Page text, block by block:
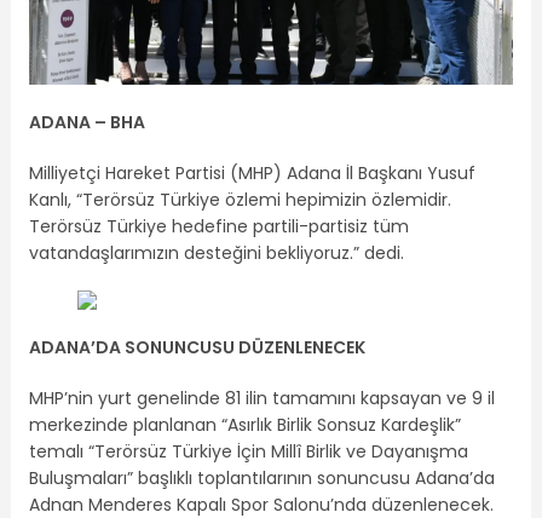
ADANA – BHA
Milliyetçi Hareket Partisi (MHP) Adana İl Başkanı Yusuf
Kanlı, “Terörsüz Türkiye özlemi hepimizin özlemidir.
Terörsüz Türkiye hedefine partili-partisiz tüm
vatandaşlarımızın desteğini bekliyoruz.” dedi.
ADANA’DA SONUNCUSU DÜZENLENECEK
MHP’nin yurt genelinde 81 ilin tamamını kapsayan ve 9 il
merkezinde planlanan “Asırlık Birlik Sonsuz Kardeşlik”
temalı “Terörsüz Türkiye İçin Millî Birlik ve Dayanışma
Buluşmaları” başlıklı toplantılarının sonuncusu Adana’da
Adnan Menderes Kapalı Spor Salonu’nda düzenlenecek.